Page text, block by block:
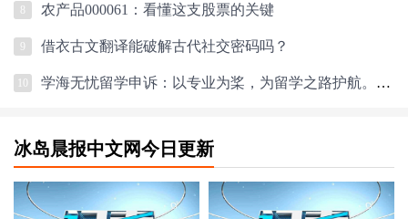
8 农产品000061：看懂这支股票的关键
9 借衣古文翻译能破解古代社交密码吗？
10 学海无忧留学申诉：以专业为桨，为留学之路护航。留学生首选！
冰岛晨报中文网今日更新